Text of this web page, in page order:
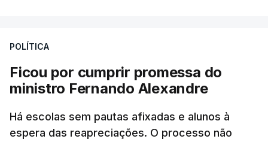
POLÍTICA
Ficou por cumprir promessa do
ministro Fernando Alexandre
Há escolas sem pautas afixadas e alunos à
espera das reapreciações. O processo não